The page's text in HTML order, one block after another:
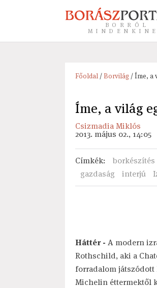
BORRÓL
Főoldal/Borvilág/ Íme, a
Íme, a világ
Csizmadia Miklós
2013. május 02., 14:05
Címkék: borkészítés
gazdaság
interjú
Háttér - A modern
Rothschild, aki a
forradalom
Michelin éttermektől